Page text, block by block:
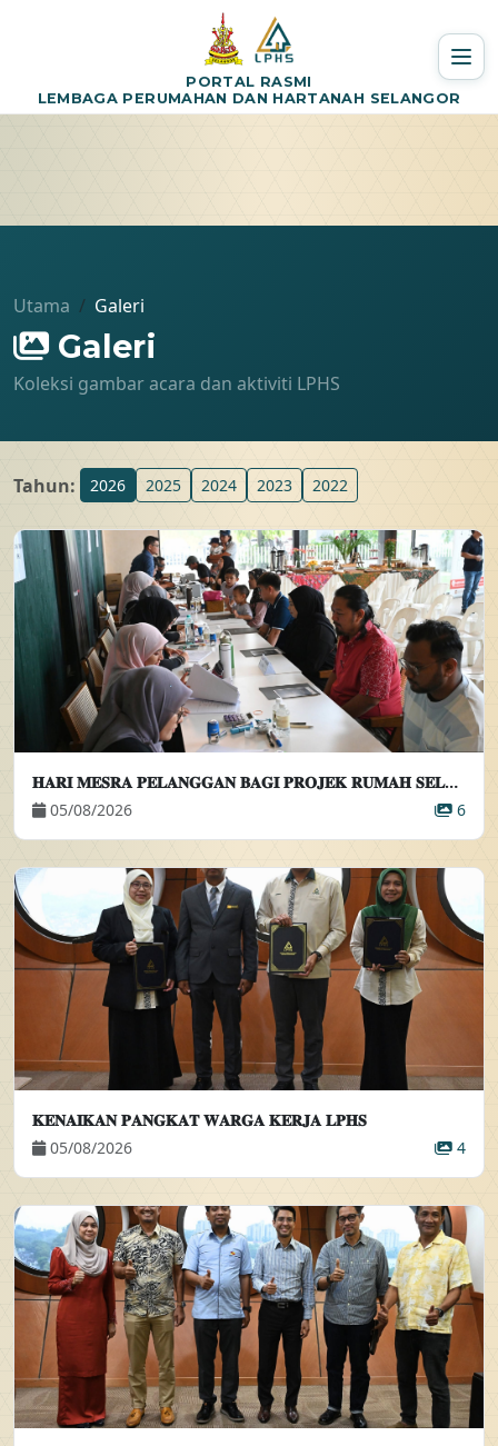
PORTAL RASMI
LEMBAGA PERUMAHAN DAN HARTANAH SELANGOR
Utama Galeri
Galeri
Koleksi gambar acara dan aktiviti LPHS
Tahun: 2026 2025 2024 2023 2022
𝐇𝐀𝐑𝐈 𝐌𝐄𝐒𝐑𝐀 𝐏𝐄𝐋𝐀𝐍𝐆𝐆𝐀𝐍 𝐁𝐀𝐆𝐈 𝐏𝐑𝐎𝐉𝐄𝐊 𝐑𝐔𝐌𝐀𝐇 𝐒𝐄𝐋𝐀𝐍𝐆𝐎𝐑𝐊𝐔 𝐈𝐃𝐀𝐌𝐀𝐍 𝐀𝐌𝐀𝐍𝐈 (𝐄𝐋𝐌𝐈𝐍𝐀 𝟒)
05/08/2026
6
𝐊𝐄𝐍𝐀𝐈𝐊𝐀𝐍 𝐏𝐀𝐍𝐆𝐊𝐀𝐓 𝐖𝐀𝐑𝐆𝐀 𝐊𝐄𝐑𝐉𝐀 𝐋𝐏𝐇𝐒
05/08/2026
4